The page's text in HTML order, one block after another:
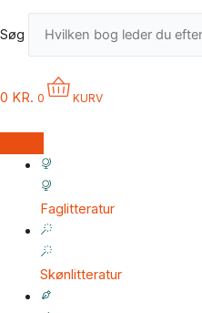
Søg
0 KR. 0 KURV
Faglitteratur
Skønlitteratur